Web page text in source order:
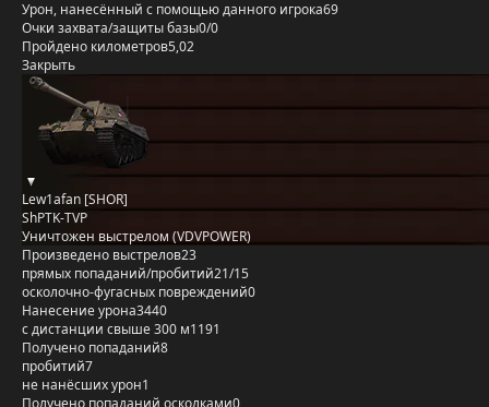
Урон, нанесённый с помощью данного игрока69
Очки захвата/защиты базы0/0
Пройдено километров5,02
Закрыть
Lew1afan [SHOR]
ShPTK-TVP
Уничтожен выстрелом (VDVPOWER)
Произведено выстрелов23
прямых попаданий/пробитий21/15
осколочно-фугасных повреждений0
Нанесение урона3440
с дистанции свыше 300 м1191
Получено попаданий8
пробитий7
не нанёсших урон1
Получено попаданий осколками0